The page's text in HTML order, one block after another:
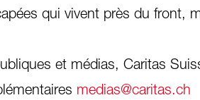
qui vivent près du front,
et médias, Caritas
medias@caritas.ch